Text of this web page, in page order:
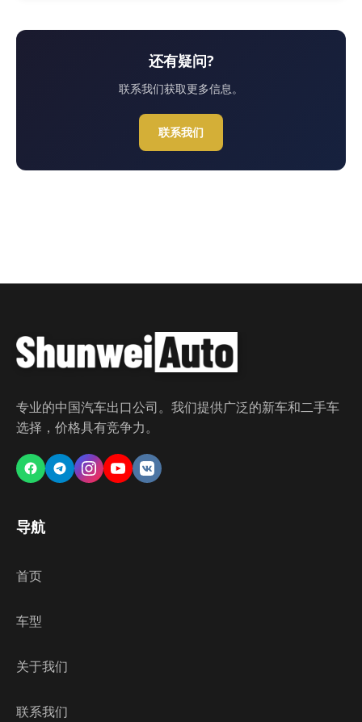
还有疑问?
联系我们获取更多信息。
联系我们
专业的中国汽车出口公司。我们提供广泛的新车和二手车
选择，价格具有竞争力。
导航
首页
车型
关于我们
联系我们